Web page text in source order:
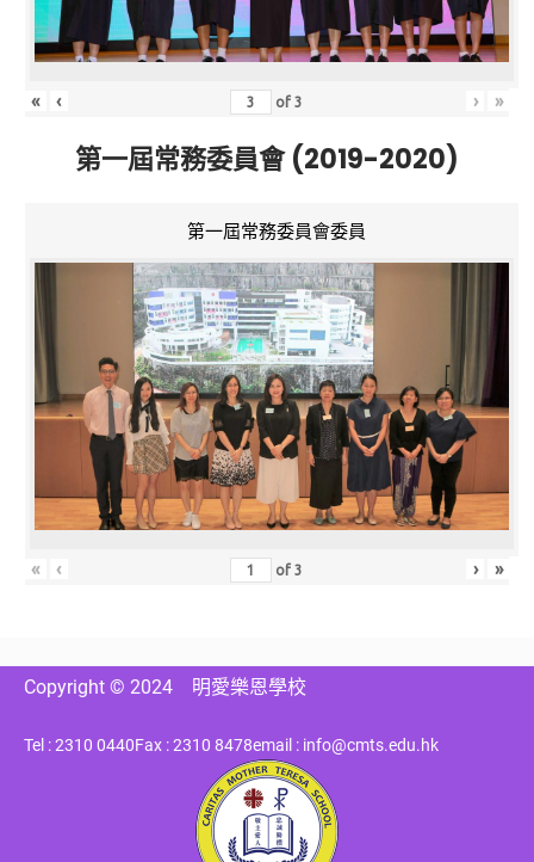
« ‹ of3 › »
第一屆常務委員會 (2019-2020)
第一屆常務委員會委員
« ‹ of3 › »
Copyright © 2024 明愛樂恩學校
Tel : 2310 0440Fax : 2310 8478email : info@cmts.edu.hk